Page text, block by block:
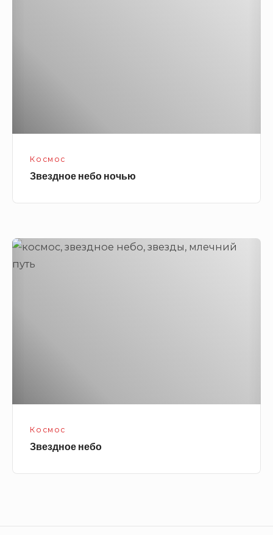
Космос
Звездное небо ночью
Звездное
небо
Космос
Звездное небо